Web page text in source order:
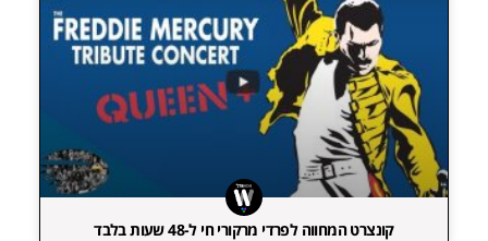
קונצרט המחווה לפרדי מרקורי חי ל-48 שעות בלבד